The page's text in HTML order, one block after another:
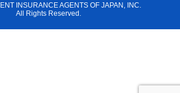
INSURANCE AGENTS OF JAPAN, INC.
All Rights Reserved.